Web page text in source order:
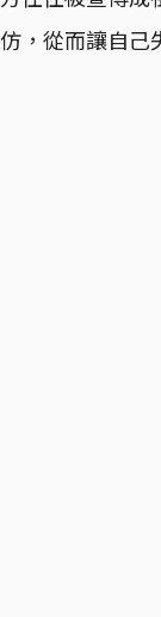
仿，從而讓自己